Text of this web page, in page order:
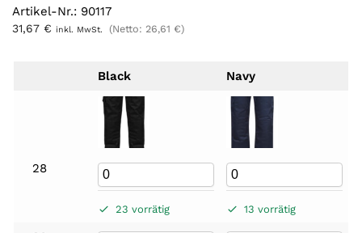
Artikel-Nr.: 90117
31,67 € inkl. MwSt. (Netto: 26,61 €)
Black Navy
28
23 vorrätig 13 vorrätig